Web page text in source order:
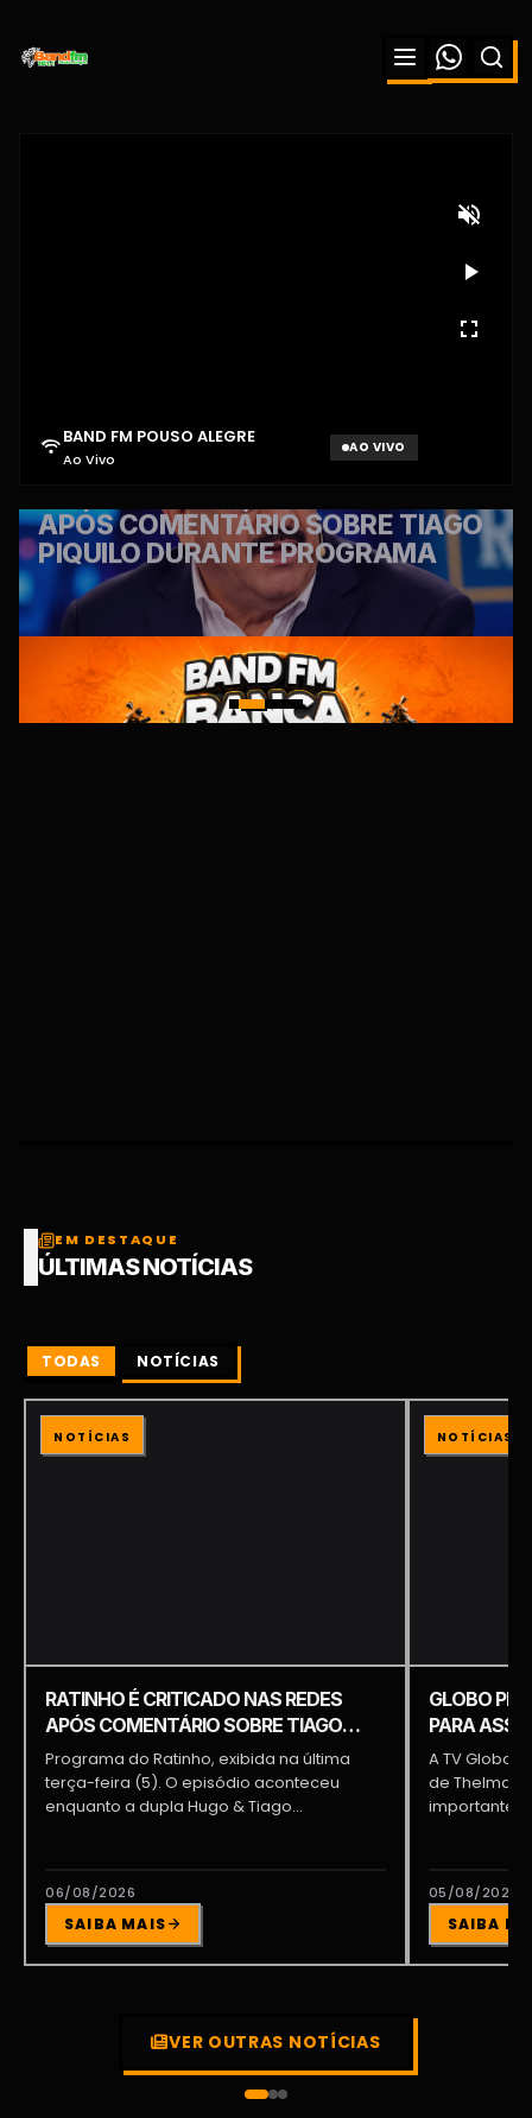
BAND FM POUSO ALEGRE
Ao Vivo
AO VIVO
EM DESTAQUE
ÚLTIMAS NOTÍCIAS
TODAS NOTÍCIAS
NOTÍCIAS
RATINHO É CRITICADO NAS REDES
APÓS COMENTÁRIO SOBRE TIAGO
PIQUILO DURANTE PROGRAMA
Programa do Ratinho, exibida na última
terça-feira (5). O episódio aconteceu
enquanto a dupla Hugo & Tiago
06/08/2026
SAIBA MAIS
NOTÍCIAS
GLOBO
PARA
BRAGA E
A TV Globo
de Thelma
importante
05/08/2026
SAIBA
VER OUTRAS NOTÍCIAS